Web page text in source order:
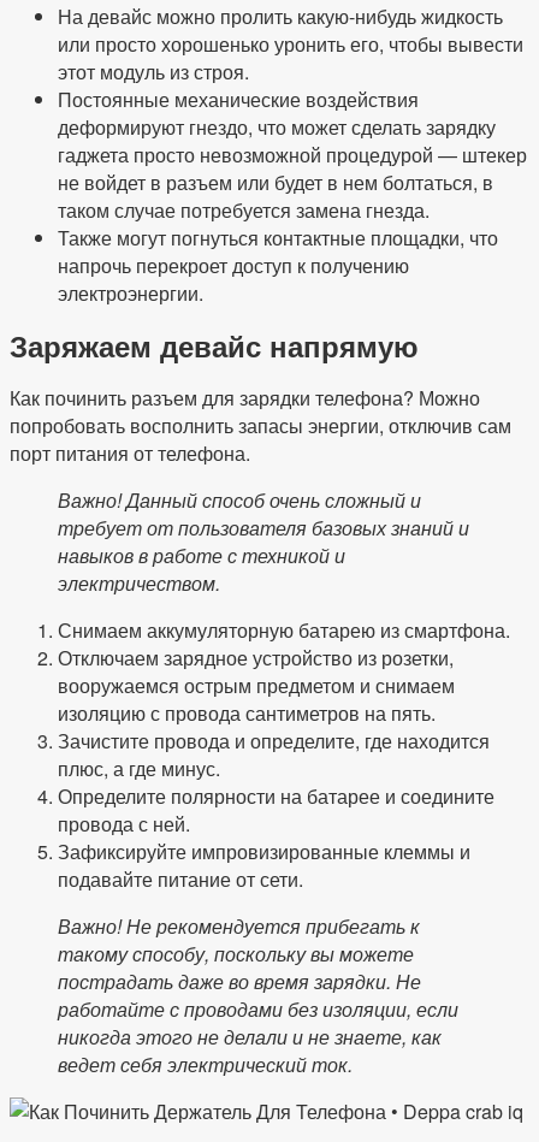
На девайс можно пролить какую-нибудь жидкость
или просто хорошенько уронить его, чтобы вывести
этот модуль из строя.
Постоянные механические воздействия
деформируют гнездо, что может сделать зарядку
гаджета просто невозможной процедурой — штекер
не войдет в разъем или будет в нем болтаться, в
таком случае потребуется замена гнезда.
Также могут погнуться контактные площадки, что
напрочь перекроет доступ к получению
электроэнергии.
Заряжаем девайс напрямую
Как починить разъем для зарядки телефона? Можно
попробовать восполнить запасы энергии, отключив сам
порт питания от телефона.
Важно! Данный способ очень сложный и
требует от пользователя базовых знаний и
навыков в работе с техникой и
электричеством.
Снимаем аккумуляторную батарею из смартфона.
Отключаем зарядное устройство из розетки,
вооружаемся острым предметом и снимаем
изоляцию с провода сантиметров на пять.
Зачистите провода и определите, где находится
плюс, а где минус.
Определите полярности на батарее и соедините
провода с ней.
Зафиксируйте импровизированные клеммы и
подавайте питание от сети.
Важно! Не рекомендуется прибегать к
такому способу, поскольку вы можете
пострадать даже во время зарядки. Не
работайте с проводами без изоляции, если
никогда этого не делали и не знаете, как
ведет себя электрический ток.